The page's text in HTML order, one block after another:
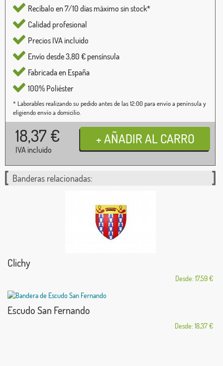
Recíbalo en 7/10 días máximo sin stock*
Calidad profesional
Precios IVA incluido
Envío desde 3,80 € pensínsula
Fabricada en España
100% Poliéster
* Laborables realizando su pedido antes de las 12:00 para envío a península y
eligiendo envío a domicilio.
18,37 €
IVA incluido
Banderas relacionadas:
Clichy
Desde: 17,59 €
Escudo San Fernando
Desde: 18,37 €